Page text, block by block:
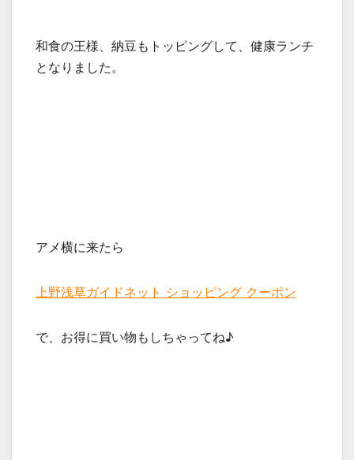
和食の王様、納豆もトッピングして、健康ランチ
となりました。
アメ横に来たら
上野浅草ガイドネット ショッピング クーポン
で、お得に買い物もしちゃってね♪